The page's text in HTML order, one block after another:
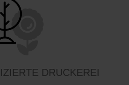
DRUCKEREI